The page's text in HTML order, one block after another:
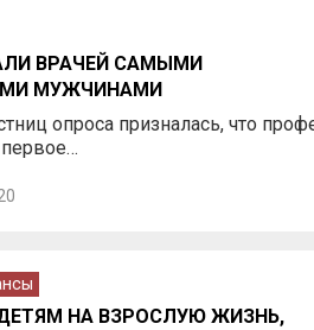
ВРАЧЕЙ САМЫМИ
МУЖЧИНАМИ
опроса призналась, что
НА ВЗРОСЛУЮ ЖИЗНЬ,